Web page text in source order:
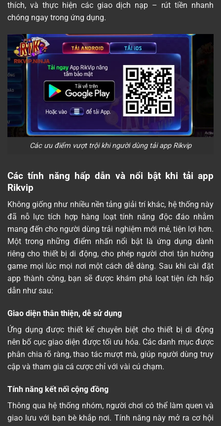
thích, và thực hiện các giao dịch nạp – rút tiền nhanh
chóng ngay trong ứng dụng.
Các ưu điểm vượt trội khi người dùng tải app Rikvip
Các tính năng hấp dẫn và nổi bật khi tải app
Rikvip
Không giống như nhiều nền tảng giải trí khác, hệ thống này
đã nỗ lực tích hợp hàng loạt tính năng độc đáo nhằm
mang đến cho người dùng trải nghiệm mới mẻ, tiện lợi hơn.
Một trong những điểm nhấn nổi bật là ứng dụng dành
riêng cho thiết bị di động, cho phép người chơi tận hưởng
game mọi lúc mọi nơi một cách dễ dàng. Sau khi cài đặt
app thành công, bạn sẽ được khám phá loạt tiện ích hấp
dẫn như sau:
Giao diện thân thiện, dễ sử dụng
Ứng dụng được thiết kế chuyên biệt cho thiết bị di động
nên bố cục giao diện được tối ưu hóa. Các danh mục được
phân chia rõ ràng, thao tác mượt mà, giúp người dùng truy
cập và tham gia cá cược chỉ với vài cú chạm.
Tính năng kết nối cộng đồng
Thông qua hệ thống nhóm, người chơi có thể làm quen và
giao lưu với bạn bè khắp nơi. Tính năng này mở ra cơ hội